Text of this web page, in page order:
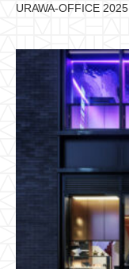
URAWA-OFFICE 2025